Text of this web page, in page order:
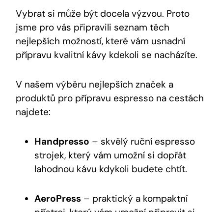
Vybrat si může být docela výzvou. Proto
jsme pro vás připravili seznam těch
nejlepších možností, které vám usnadní
přípravu kvalitní kávy kdekoli se nacházíte.
V našem výběru nejlepších značek a
produktů pro přípravu espresso na cestách
najdete:
Handpresso – skvělý ruční espresso
strojek, který vám umožní si dopřát
lahodnou kávu kdykoli budete chtít.
AeroPress – praktický a kompaktní